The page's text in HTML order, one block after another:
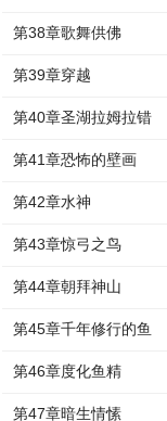
第38章歌舞供佛
第39章穿越
第40章圣湖拉姆拉错
第41章恐怖的壁画
第42章水神
第43章惊弓之鸟
第44章朝拜神山
第45章千年修行的鱼
第46章度化鱼精
第47章暗生情愫